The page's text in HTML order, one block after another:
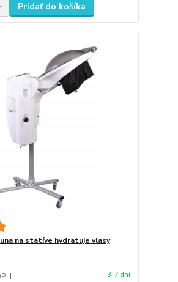
Pridať do košíka
na statíve hydratuje vlasy
3-7 dní